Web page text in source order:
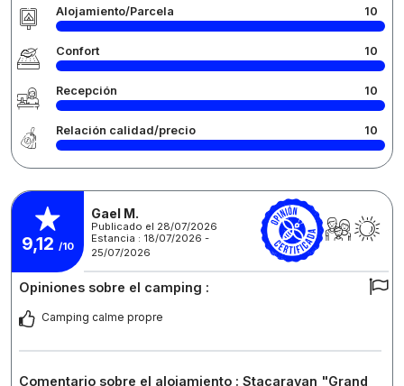
Alojamiento/Parcela 10
Confort 10
Recepción 10
Relación calidad/precio 10
9,12 /10
Gael M.
Publicado el 28/07/2026
Estancia : 18/07/2026 -
25/07/2026
Opiniones sobre el camping :
Camping calme propre
Comentario sobre el alojamiento : Stacaravan "Grand